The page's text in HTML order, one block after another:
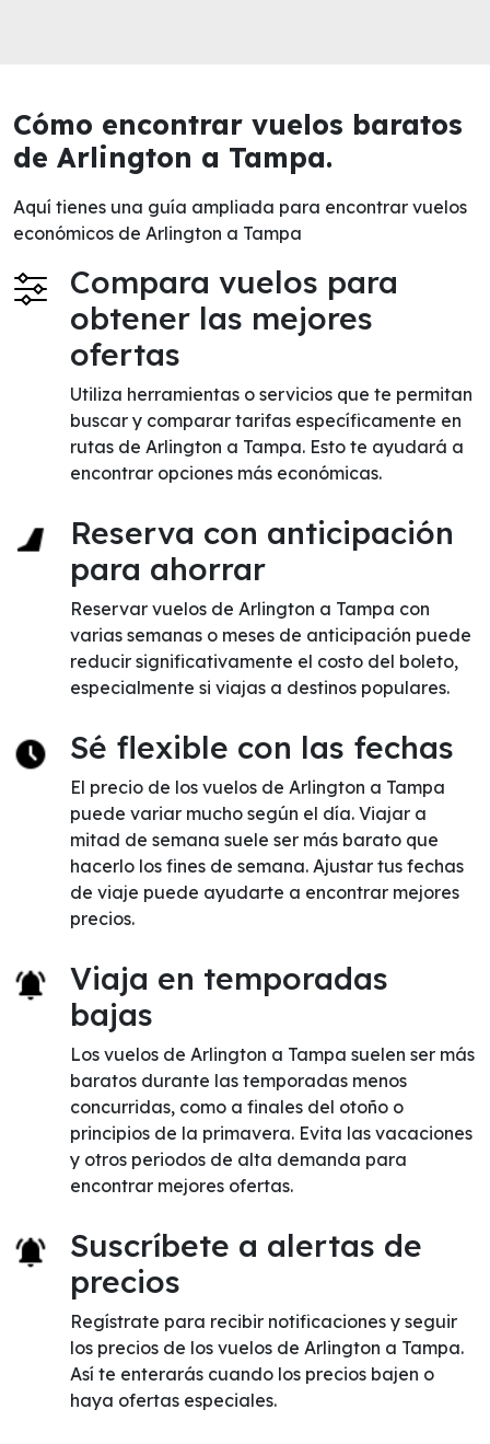
Cómo encontrar vuelos baratos
de Arlington a Tampa.
Aquí tienes una guía ampliada para encontrar vuelos
económicos de Arlington a Tampa
Compara vuelos para
obtener las mejores
ofertas
Utiliza herramientas o servicios que te permitan
buscar y comparar tarifas específicamente en
rutas de Arlington a Tampa. Esto te ayudará a
encontrar opciones más económicas.
Reserva con anticipación
para ahorrar
Reservar vuelos de Arlington a Tampa con
varias semanas o meses de anticipación puede
reducir significativamente el costo del boleto,
especialmente si viajas a destinos populares.
Sé flexible con las fechas
El precio de los vuelos de Arlington a Tampa
puede variar mucho según el día. Viajar a
mitad de semana suele ser más barato que
hacerlo los fines de semana. Ajustar tus fechas
de viaje puede ayudarte a encontrar mejores
precios.
Viaja en temporadas
bajas
Los vuelos de Arlington a Tampa suelen ser más
baratos durante las temporadas menos
concurridas, como a finales del otoño o
principios de la primavera. Evita las vacaciones
y otros periodos de alta demanda para
encontrar mejores ofertas.
Suscríbete a alertas de
precios
Regístrate para recibir notificaciones y seguir
los precios de los vuelos de Arlington a Tampa.
Así te enterarás cuando los precios bajen o
haya ofertas especiales.